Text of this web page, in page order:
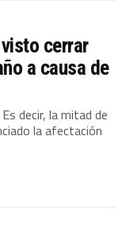
cerrar
a causa de
decir, la mitad de
la afectación